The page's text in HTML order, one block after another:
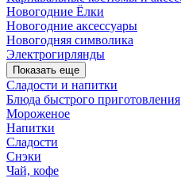
Новогодние Ёлки
Новогодние аксессуары
Новогодняя символика
Электрогирлянды
Показать еще
Сладости и напитки
Блюда быстрого приготовления
Мороженое
Напитки
Сладости
Снэки
Чай, кофе